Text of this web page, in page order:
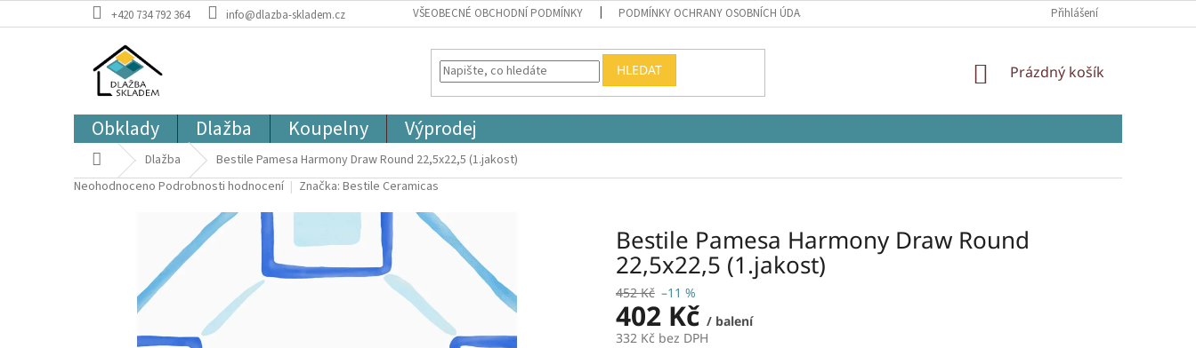
na
+420 734 792 364 info@dlazba-skladem.cz VŠEOBECNÉ OBCHODNÍ PODMÍNKY PODMÍNKY OCHRANY OSOBNÍCH ÚDAJŮ Přihlášení
HLEDAT
NÁKUPNÍ
Prázdný košík
Obklady Dlažba Koupelny Výprodej
Domů Dlažba
Bestile Pamesa Harmony Draw Round 22,5x22,5 (1.jakost)
Průměrné
Neohodnoceno Podrobnosti hodnocení Značka: Bestile Ceramicas
Bestile Pamesa Harmony Draw Round
22,5x22,5 (1.jakost)
452 Kč –11 %
402 Kč / balení
332 Kč bez DPH